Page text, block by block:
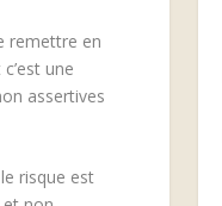
remettre en
une
assertives
risque est